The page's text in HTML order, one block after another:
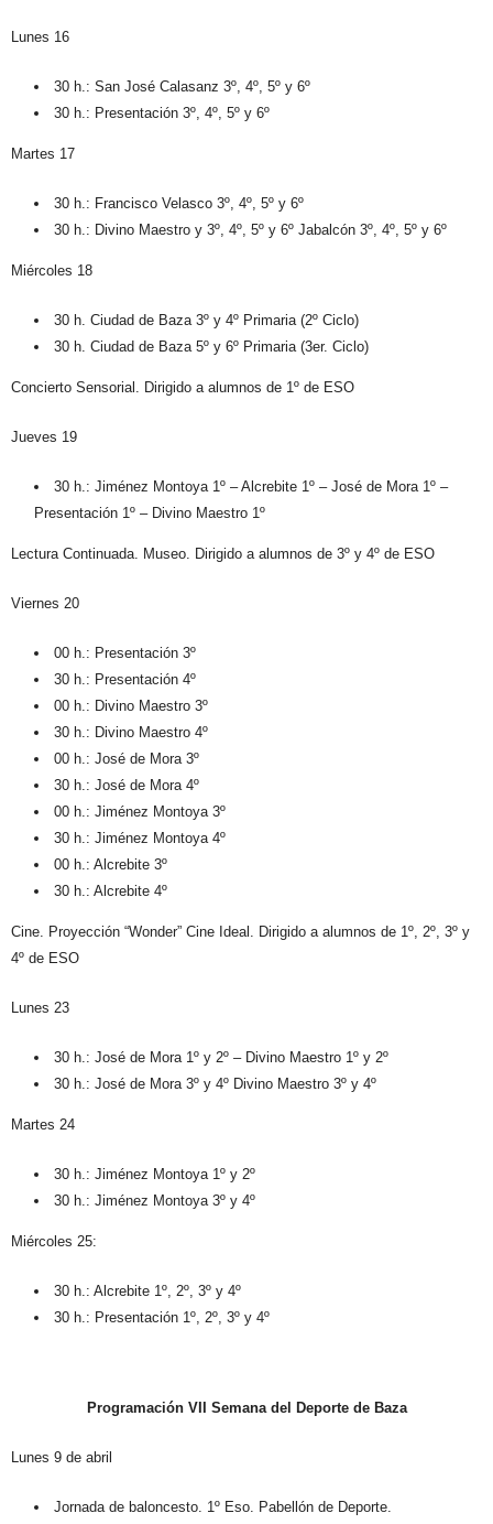
Lunes 16
30 h.: San José Calasanz 3º, 4º, 5º y 6º
30 h.: Presentación 3º, 4º, 5º y 6º
Martes 17
30 h.: Francisco Velasco 3º, 4º, 5º y 6º
30 h.: Divino Maestro y 3º, 4º, 5º y 6º Jabalcón 3º, 4º, 5º y 6º
Miércoles 18
30 h. Ciudad de Baza 3º y 4º Primaria (2º Ciclo)
30 h. Ciudad de Baza 5º y 6º Primaria (3er. Ciclo)
Concierto Sensorial. Dirigido a alumnos de 1º de ESO
Jueves 19
30 h.: Jiménez Montoya 1º – Alcrebite 1º – José de Mora 1º –
Presentación 1º – Divino Maestro 1º
Lectura Continuada. Museo. Dirigido a alumnos de 3º y 4º de ESO
Viernes 20
00 h.: Presentación 3º
30 h.: Presentación 4º
00 h.: Divino Maestro 3º
30 h.: Divino Maestro 4º
00 h.: José de Mora 3º
30 h.: José de Mora 4º
00 h.: Jiménez Montoya 3º
30 h.: Jiménez Montoya 4º
00 h.: Alcrebite 3º
30 h.: Alcrebite 4º
Cine. Proyección “Wonder” Cine Ideal. Dirigido a alumnos de 1º, 2º, 3º y
4º de ESO
Lunes 23
30 h.: José de Mora 1º y 2º – Divino Maestro 1º y 2º
30 h.: José de Mora 3º y 4º Divino Maestro 3º y 4º
Martes 24
30 h.: Jiménez Montoya 1º y 2º
30 h.: Jiménez Montoya 3º y 4º
Miércoles 25:
30 h.: Alcrebite 1º, 2º, 3º y 4º
30 h.: Presentación 1º, 2º, 3º y 4º
Programación VII Semana del Deporte de Baza
Lunes 9 de abril
Jornada de baloncesto. 1º Eso. Pabellón de Deporte.